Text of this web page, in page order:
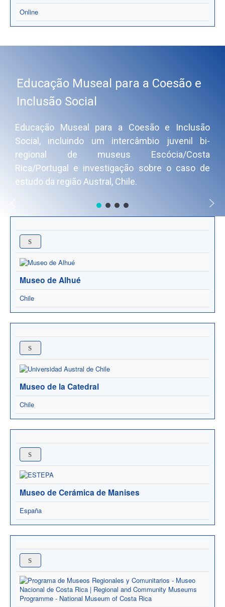
Online
Educação Museal para a Coesão e
Inclusão Social
Educação Museal para a Coesão e Inclusão
Social, incluindo um intercâmbio juvenil bi-
regional de museus Escócia/Costa
Rica/Portugal e investigação sobre o caso de
estudo da região Austral, Chile.
Museo de Alhué
Chile
Museo de la Catedral
Chile
Museo de Cerámica de Manises
España